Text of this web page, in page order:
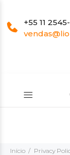
+55 11
Início Privacy